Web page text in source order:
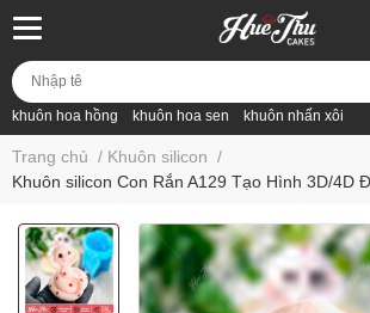
khuôn hoa hồng khuôn hoa sen khuôn nhấn xôi
Trang chủ / Khuôn silicon /
Khuôn silicon Con Rắn A129 Tạo Hình 3D/4D